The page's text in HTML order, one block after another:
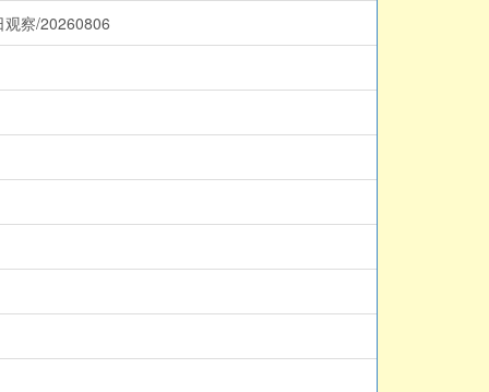
观察/20260806